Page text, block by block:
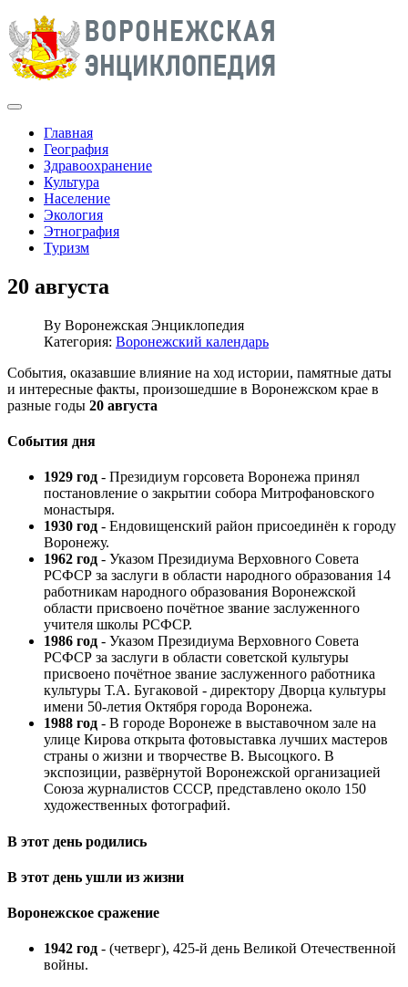
Главная
География
Здравоохранение
Культура
Население
Экология
Этнография
Туризм
20 августа
By Воронежская Энциклопедия
Категория: Воронежский календарь
События, оказавшие влияние на ход истории, памятные даты
и интересные факты, произошедшие в Воронежском крае в
разные годы 20 августа
События дня
1929 год - Президиум горсовета Воронежа принял
постановление о закрытии собора Митрофановского
монастыря.
1930 год - Ендовищенский район присоединён к городу
Воронежу.
1962 год - Указом Президиума Верховного Совета
РСФСР за заслуги в области народного образования 14
работникам народного образования Воронежской
области присвоено почётное звание заслуженного
учителя школы РСФСР.
1986 год - Указом Президиума Верховного Совета
РСФСР за заслуги в области советской культуры
присвоено почётное звание заслуженного работника
культуры Т.А. Бугаковой - директору Дворца культуры
имени 50-летия Октября города Воронежа.
1988 год - В городе Воронеже в выставочном зале на
улице Кирова открыта фотовыставка лучших мастеров
страны о жизни и творчестве В. Высоцкого. В
экспозиции, развёрнутой Воронежской организацией
Союза журналистов СССР, представлено около 150
художественных фотографий.
В этот день родились
В этот день ушли из жизни
Воронежское сражение
1942 год - (четверг), 425-й день Великой Отечественной
войны.